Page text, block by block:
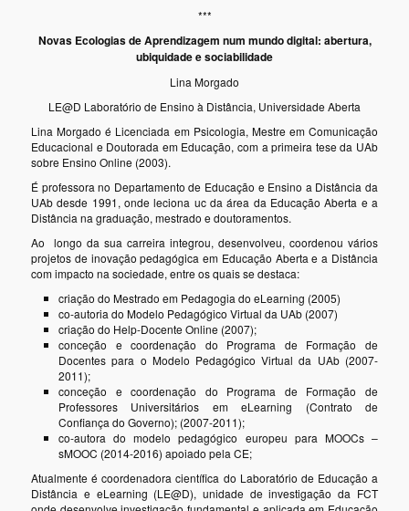
***
Novas Ecologias de Aprendizagem num mundo digital: abertura,
ubiquidade e sociabilidade
Lina Morgado
LE@D Laboratório de Ensino à Distância, Universidade Aberta
Lina Morgado é Licenciada em Psicologia, Mestre em Comunicação
Educacional e Doutorada em Educação, com a primeira tese da UAb
sobre Ensino Online (2003).
É professora no Departamento de Educação e Ensino a Distância da
UAb desde 1991, onde leciona uc da área da Educação Aberta e a
Distância na graduação, mestrado e doutoramentos.
Ao longo da sua carreira integrou, desenvolveu, coordenou vários
projetos de inovação pedagógica em Educação Aberta e a Distância
com impacto na sociedade, entre os quais se destaca:
criação do Mestrado em Pedagogia do eLearning (2005)
co-autoria do Modelo Pedagógico Virtual da UAb (2007)
criação do Help-Docente Online (2007);
conceção e coordenação do Programa de Formação de
Docentes para o Modelo Pedagógico Virtual da UAb (2007-
2011);
conceção e coordenação do Programa de Formação de
Professores Universitários em eLearning (Contrato de
Confiança do Governo); (2007-2011);
co-autora do modelo pedagógico europeu para MOOCs –
sMOOC (2014-2016) apoiado pela CE;
Atualmente é coordenadora científica do Laboratório de Educação a
Distância e eLearning (LE@D), unidade de investigação da FCT